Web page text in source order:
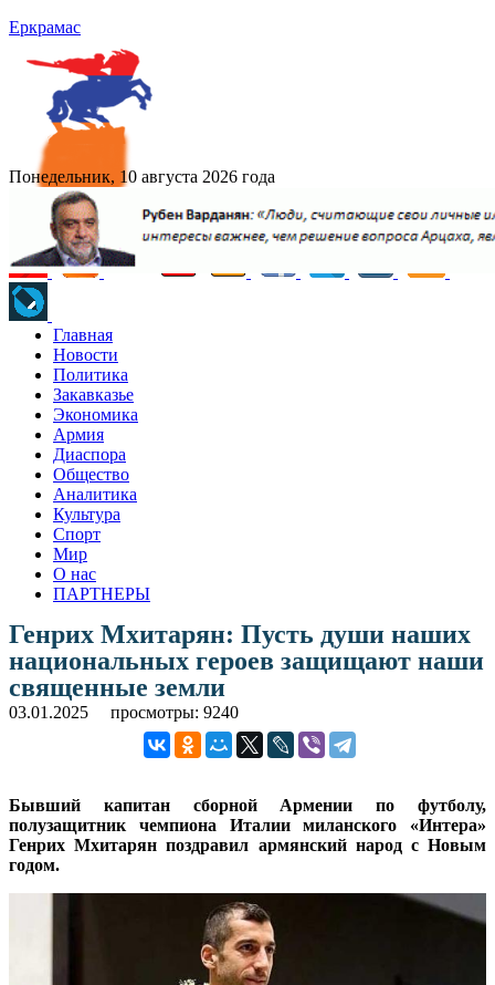
Еркрамас
Понедельник, 10 августа 2026 года
Главная
Новости
Политика
Закавказье
Экономика
Армия
Диаспора
Общество
Аналитика
Культура
Спорт
Мир
О нас
ПАРТНЕРЫ
Генрих Мхитарян: Пусть души наших
национальных героев защищают наши
священные земли
03.01.2025 просмотры: 9240
Бывший капитан сборной Армении по футболу,
полузащитник чемпиона Италии миланского «Интера»
Генрих Мхитарян поздравил армянский народ с Новым
годом.